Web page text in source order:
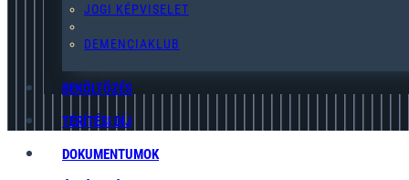
JOGI KÉPVISELET
DEMENCIAKLUB
BEKÖLTÖZÉS
TÉRÍTÉSI DÍJ
DOKUMENTUMOK
ADATKEZELÉSI TÁJÉKOZTATÓ